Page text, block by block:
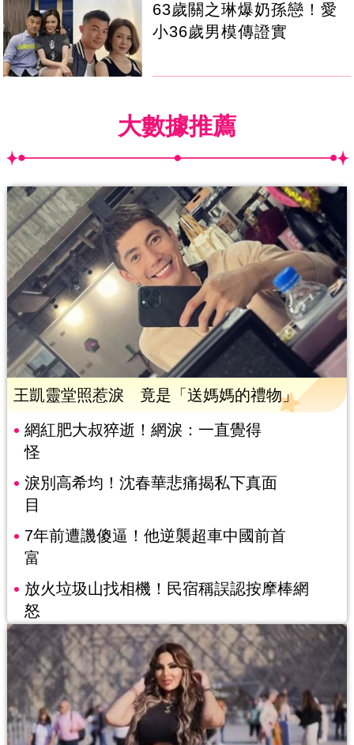
63歲關之琳爆奶孫戀！愛
小36歲男模傳證實
大數據推薦
王凱靈堂照惹淚 竟是「送媽媽的禮物」
網紅肥大叔猝逝！網淚：一直覺得
怪
淚別高希均！沈春華悲痛揭私下真面
目
7年前遭譏傻逼！他逆襲超車中國前首
富
放火垃圾山找相機！民宿稱誤認按摩棒網
怒